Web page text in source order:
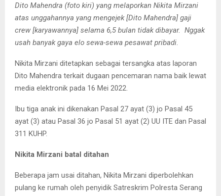
Dito Mahendra (foto kiri) yang melaporkan Nikita Mirzani
atas unggahannya yang mengejek [Dito Mahendra] gaji
crew [karyawannya] selama 6,5 bulan tidak dibayar. Nggak
usah banyak gaya elo sewa-sewa pesawat pribadi.
Nikita Mirzani ditetapkan sebagai tersangka atas laporan
Dito Mahendra terkait dugaan pencemaran nama baik lewat
media elektronik pada 16 Mei 2022.
Ibu tiga anak ini dikenakan Pasal 27 ayat (3) jo Pasal 45
ayat (3) atau Pasal 36 jo Pasal 51 ayat (2) UU ITE dan Pasal
311 KUHP.
Nikita Mirzani batal ditahan
Beberapa jam usai ditahan, Nikita Mirzani diperbolehkan
pulang ke rumah oleh penyidik Satreskrim Polresta Serang